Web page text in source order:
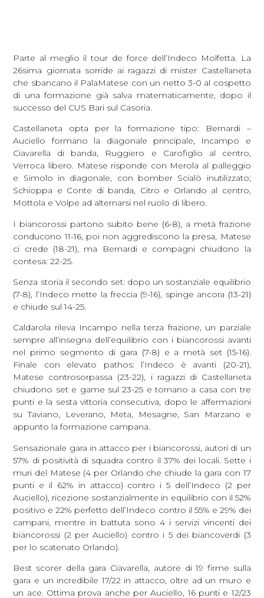
Parte al meglio il tour de force dell’Indeco Molfetta. La
26sima giornata sorride ai ragazzi di mister Castellaneta
che sbancano il PalaMatese con un netto 3-0 al cospetto
di una formazione già salva matematicamente, dopo il
successo del CUS Bari sul Casoria.
Castellaneta opta per la formazione tipo: Bernardi –
Auciello formano la diagonale principale, Incampo e
Ciavarella di banda, Ruggiero e Carofiglio al centro,
Verroca libero. Matese risponde con Merola al palleggio
e Simolo in diagonale, con bomber Scialò inutilizzato;
Schioppa e Conte di banda, Citro e Orlando al centro,
Mottola e Volpe ad alternarsi nel ruolo di libero.
I biancorossi partono subito bene (6-8), a metà frazione
conducono 11-16, poi non aggrediscono la presa, Matese
ci crede (18-21), ma Bernardi e compagni chiudono la
contesa: 22-25.
Senza storia il secondo set: dopo un sostanziale equilibrio
(7-8), l’Indeco mette la freccia (9-16), spinge ancora (13-21)
e chiude sul 14-25.
Caldarola rileva Incampo nella terza frazione, un parziale
sempre all’insegna dell’equilibrio con i biancorossi avanti
nel primo segmento di gara (7-8) e a metà set (15-16).
Finale con elevato pathos: l’Indeco è avanti (20-21),
Matese controsorpassa (23-22), i ragazzi di Castellaneta
chiudono set e game sul 23-25 e tornano a casa con tre
punti e la sesta vittoria consecutiva, dopo le affermazioni
su Taviano, Leverano, Meta, Mesagne, San Marzano e
appunto la formazione campana.
Sensazionale gara in attacco per i biancorossi, autori di un
57% di positività di squadra contro il 37% dei locali. Sette i
muri del Matese (4 per Orlando che chiude la gara con 17
punti e il 62% in attacco) contro i 5 dell’Indeco (2 per
Auciello), ricezione sostanzialmente in equilibrio con il 52%
positivo e 22% perfetto dell’Indeco contro il 55% e 29% dei
campani, mentre in battuta sono 4 i servizi vincenti dei
biancorossi (2 per Auciello) contro i 5 dei biancoverdi (3
per lo scatenato Orlando).
Best scorer della gara Ciavarella, autore di 19 firme sulla
gara e un incredibile 17/22 in attacco, oltre ad un muro e
un ace. Ottima prova anche per Auciello, 16 punti e 12/23